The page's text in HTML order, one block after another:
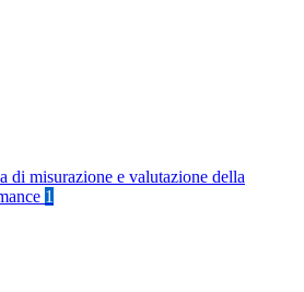
di misurazione e valutazione della
1